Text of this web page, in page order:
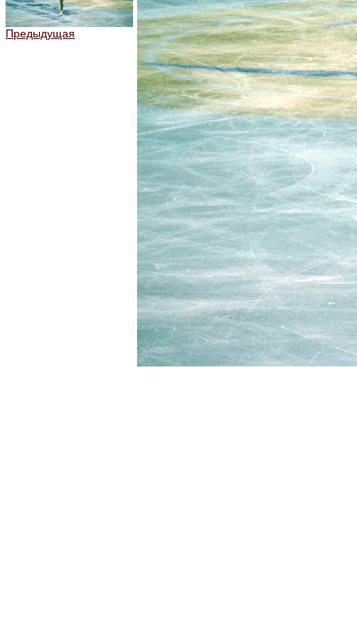
Предыдущая